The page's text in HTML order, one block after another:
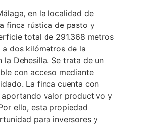
en la localidad de
finca rústica de pasto y
total de 291.368 metros
dos kilómetros de la
la Dehesilla. Se trata de un
con acceso mediante
La finca cuenta con
aportando valor productivo y
ello, esta propiedad
para inversores y